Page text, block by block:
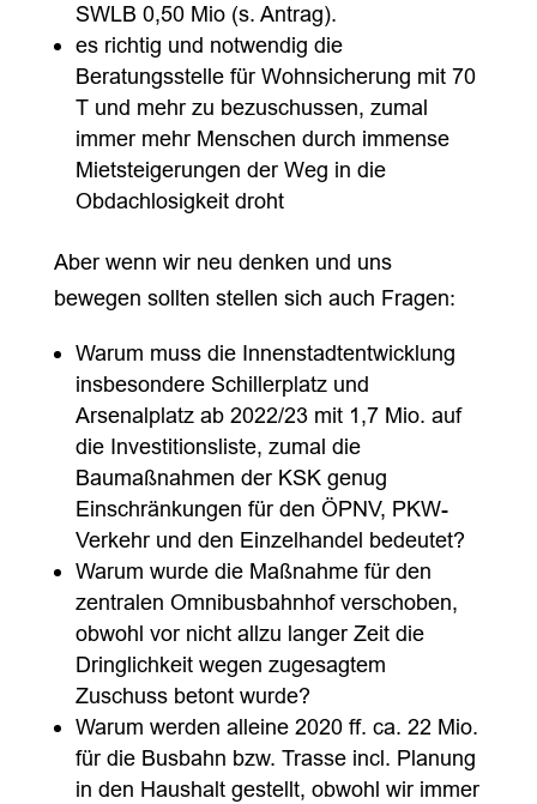
SWLB 0,50 Mio (s. Antrag).
es richtig und notwendig die
Beratungsstelle für Wohnsicherung mit 70
T und mehr zu bezuschussen, zumal
immer mehr Menschen durch immense
Mietsteigerungen der Weg in die
Obdachlosigkeit droht
Aber wenn wir neu denken und uns
bewegen sollten stellen sich auch Fragen:
Warum muss die Innenstadtentwicklung
insbesondere Schillerplatz und
Arsenalplatz ab 2022/23 mit 1,7 Mio. auf
die Investitionsliste, zumal die
Baumaßnahmen der KSK genug
Einschränkungen für den ÖPNV, PKW-
Verkehr und den Einzelhandel bedeutet?
Warum wurde die Maßnahme für den
zentralen Omnibusbahnhof verschoben,
obwohl vor nicht allzu langer Zeit die
Dringlichkeit wegen zugesagtem
Zuschuss betont wurde?
Warum werden alleine 2020 ff. ca. 22 Mio.
für die Busbahn bzw. Trasse incl. Planung
in den Haushalt gestellt, obwohl wir immer